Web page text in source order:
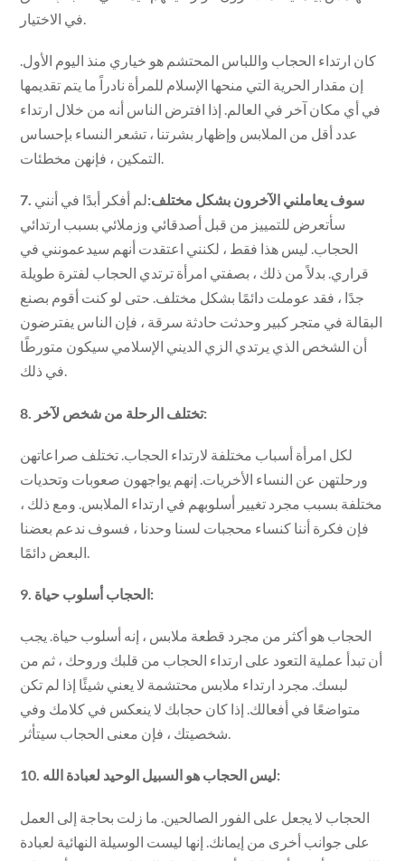
في الاختيار.
كان ارتداء الحجاب واللباس المحتشم هو خياري منذ اليوم الأول.
إن مقدار الحرية التي منحها الإسلام للمرأة نادراً ما يتم تقديمها
في أي مكان آخر في العالم. إذا افترض الناس أنه من خلال ارتداء
عدد أقل من الملابس وإظهار بشرتنا ، تشعر النساء بإحساس
التمكين ، فإنهن مخطئات.
7. سوف يعاملني الآخرون بشكل مختلف:لم أفكر أبدًا في أنني
سأتعرض للتمييز من قبل أصدقائي وزملائي بسبب ارتدائي
الحجاب. ليس هذا فقط ، لكنني اعتقدت أنهم سيدعمونني في
قراري. بدلاً من ذلك ، بصفتي امرأة ترتدي الحجاب لفترة طويلة
جدًا ، فقد عوملت دائمًا بشكل مختلف. حتى لو كنت أقوم بصنع
البقالة في متجر كبير وحدثت حادثة سرقة ، فإن الناس يفترضون
أن الشخص الذي يرتدي الزي الديني الإسلامي سيكون متورطًا
في ذلك.
8. تختلف الرحلة من شخص لآخر:
لكل امرأة أسباب مختلفة لارتداء الحجاب. تختلف صراعاتهن
ورحلتهن عن النساء الأخريات. إنهم يواجهون صعوبات وتحديات
مختلفة بسبب مجرد تغيير أسلوبهم في ارتداء الملابس. ومع ذلك ،
فإن فكرة أننا كنساء محجبات لسنا وحدنا ، فسوف ندعم بعضنا
9. الحجاب أسلوب حياة:
الحجاب هو أكثر من مجرد قطعة ملابس ، إنه أسلوب حياة. يجب
أن تبدأ عملية التعود على ارتداء الحجاب من قلبك وروحك ، ثم من
لبسك. مجرد ارتداء ملابس محتشمة لا يعني شيئًا إذا لم تكن
متواضعًا في أفعالك. إذا كان حجابك لا ينعكس في كلامك وفي
شخصيتك ، فإن معنى الحجاب سيتأثر.
10. ليس الحجاب هو السبيل الوحيد لعبادة الله:
الحجاب لا يجعل على الفور الصالحين. ما زلت بحاجة إلى العمل
على جوانب أخرى من إيمانك. إنها ليست الوسيلة النهائية لعبادة